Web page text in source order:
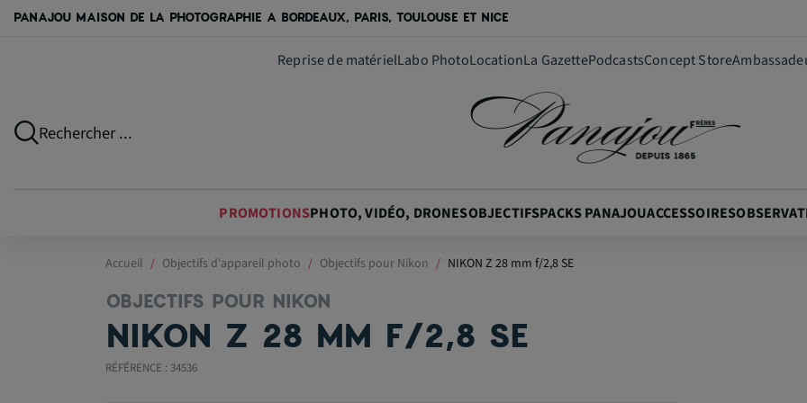
PANAJOU MAISON DE LA PHOTOGRAPHIE A BORDEAUX, PARIS, TOULOUSE ET NICE
Reprise de matérielLabo PhotoLocationLa GazettePodcastsConcept Store
Rechercher ...
PROMOTIONSPHOTO, VIDÉO, DRONESOBJECTIFSPACKS PANAJOUACCESSOIRES
Accueil Objectifs d'appareil photo Objectifs pour Nikon NIKON Z 28 mm f/2,8 SE
OBJECTIFS POUR NIKON
NIKON Z 28 MM F/2,8 SE
RÉFÉRENCE : 34536